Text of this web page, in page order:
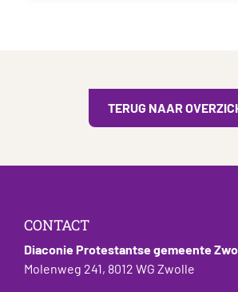
TERUG NAAR
CONTACT
Diaconie Protestantse gemeente
Molenweg 241, 8012 WG Zwolle